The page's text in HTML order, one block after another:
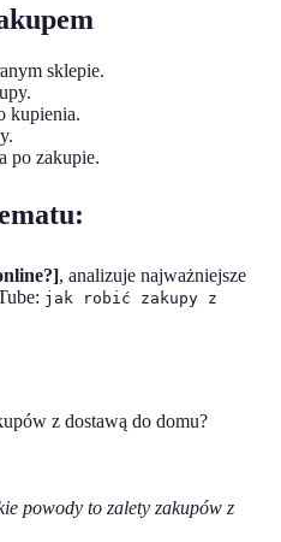
sklepie.
kupienia.
po zakupie.
, analizuje najważniejsze
jak robić zakupy z
z dostawą do domu?
powody to zalety zakupów z